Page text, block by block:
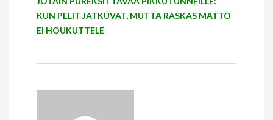
KUN PELIT JATKUVAT, MUTTA RASKAS MÄTTÖ
EI HOUKUTTELE